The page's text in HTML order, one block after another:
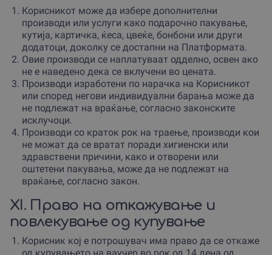
Корисникот може да избере дополнителни
производи или услуги како подарочно пакување,
кутија, картичка, ќеса, цвеќе, бонбони или други
додатоци, доколку се достапни на Платформата.
Овие производи се наплатуваат одделно, освен ако
не е наведено дека се вклучени во цената.
Производи изработени по нарачка на Корисникот
или според негови индивидуални барања може да
не подлежат на враќање, согласно законските
исклучоци.
Производи со краток рок на траење, производи кои
не можат да се вратат поради хигиенски или
здравствени причини, како и отворени или
оштетени пакувања, може да не подлежат на
враќање, согласно закон.
XI. Право на откажување и
повлекување од купување
Корисник кој е потрошувач има право да се откаже